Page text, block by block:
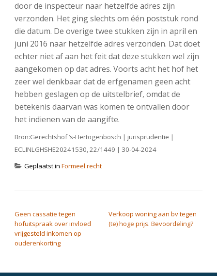
door de inspecteur naar hetzelfde adres zijn
verzonden. Het ging slechts om één poststuk rond
die datum. De overige twee stukken zijn in april en
juni 2016 naar hetzelfde adres verzonden. Dat doet
echter niet af aan het feit dat deze stukken wel zijn
aangekomen op dat adres. Voorts acht het hof het
zeer wel denkbaar dat de erfgenamen geen acht
hebben geslagen op de uitstelbrief, omdat de
betekenis daarvan was komen te ontvallen door
het indienen van de aangifte.
Bron:Gerechtshof ‘s-Hertogenbosch | jurisprudentie |
ECLINLGHSHE20241530, 22/1449 | 30-04-2024
Geplaatst in Formeel recht
Geen cassatie tegen
hofuitspraak over invloed
vrijgesteld inkomen op
ouderenkorting
Verkoop woning aan bv tegen
(te) hoge prijs. Bevoordeling?